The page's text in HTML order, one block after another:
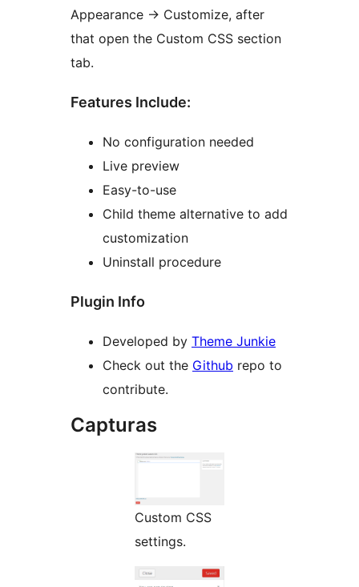
Appearance → Customize, after
that open the Custom CSS section
tab.
Features Include:
No configuration needed
Live preview
Easy-to-use
Child theme alternative to add
customization
Uninstall procedure
Plugin Info
Developed by Theme Junkie
Check out the Github repo to
contribute.
Capturas
Custom CSS
settings.